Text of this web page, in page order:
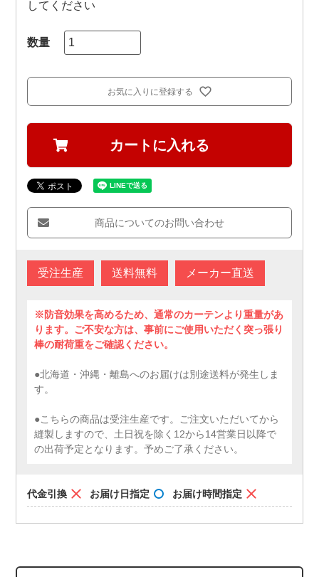
してください
お気に入りに登録する
カートに入れる
商品についてのお問い合わせ
受注生産 送料無料 メーカー直送
※防音効果を高めるため、通常のカーテンより重量があ
ります。ご不安な方は、事前にご使用いただく突っ張り
棒の耐荷重をご確認ください。
●北海道・沖縄・離島へのお届けは別途送料が発生しま
す。
●こちらの商品は受注生産です。ご注文いただいてから
縫製しますので、土日祝を除く12から14営業日以降で
の出荷予定となります。予めご了承ください。
代金引換 お届け日指定 お届け時間指定